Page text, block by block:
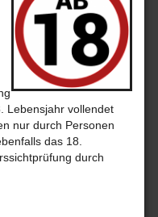
Lebensjahr vollendet
nur durch Personen
das 18.
durch
+ 10 Monate Jamaica
mit 44.9% - Alambic